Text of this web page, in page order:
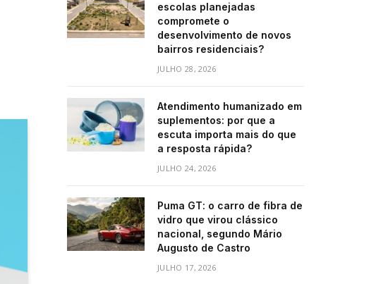
escolas planejadas
compromete o
desenvolvimento de novos
bairros residenciais?
JULHO 28, 2026
Atendimento humanizado em
suplementos: por que a
escuta importa mais do que
a resposta rápida?
JULHO 24, 2026
Puma GT: o carro de fibra de
vidro que virou clássico
nacional, segundo Mário
Augusto de Castro
JULHO 17, 2026